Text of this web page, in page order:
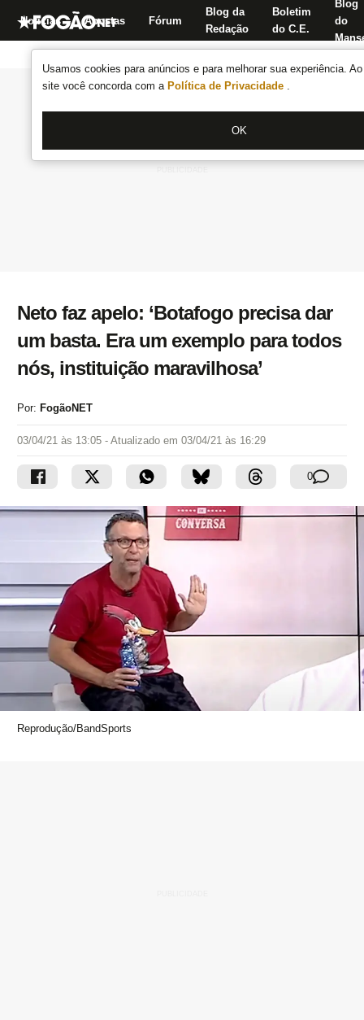
Usamos cookies para anúncios e para melhorar sua experiência.
site você concorda com a Política de Privacidade .
OK
Notícias Apostas Fórum
Blog da
Redação
Boletim
do C.E.
Blog
do
Neto faz apelo: ‘Botafogo precisa dar
um basta. Era um exemplo para todos
nós, instituição maravilhosa’
Por: FogãoNET
03/04/21 às 13:05 - Atualizado em 03/04/21 às 16:29
0
Reprodução/BandSports